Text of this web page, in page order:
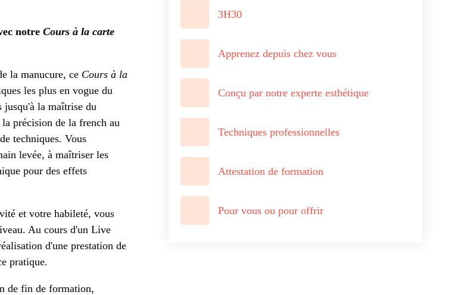
3H30
Apprenez depuis chez vous
Conçu par notre experte esthétique
Techniques professionnelles
Attestation de formation
Pour vous ou pour offrir
notre Cours à la carte
la manucure, ce Cours à la
les plus en vogue du
jusqu'à la maîtrise du
précision de la french au
techniques. Vous
levée, à maîtriser les
pour des effets
et votre habileté, vous
Au cours d'un Live
d'une prestation de
pratique.
de fin de formation,